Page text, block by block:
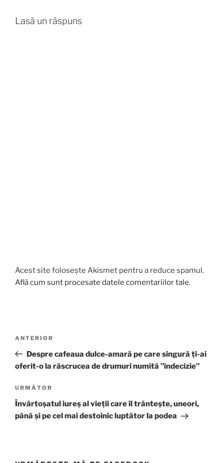
Lasă un răspuns
Acest site folosește Akismet pentru a reduce spamul.
Află cum sunt procesate datele comentariilor tale.
articole
Articolul
anterior
ANTERIOR
Despre cafeaua dulce-amară pe care singură ți-ai
oferit-o la răscrucea de drumuri numită ”indecizie”
Articolul
următor
URMĂTOR
Învârtoșatul iureș al vieții care îl trântește, uneori,
până și pe cel mai destoinic luptător la podea